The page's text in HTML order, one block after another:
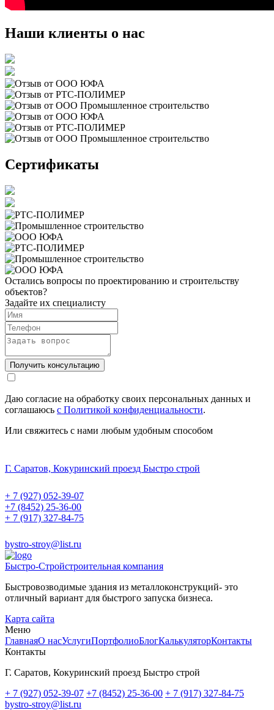
Наши клиенты о нас
Сертификаты
Остались вопросы по проектированию и строительству
объектов?
Задайте их специалисту
Получить консультацию
Даю согласие на обработку своих персональных данных и
соглашаюсь с Политикой конфиденциальности.
Или свяжитесь с нами любым удобным способом
Г. Саратов, Кокуринский проезд Быстро строй
+ 7 (927) 052-39-07
+7 (8452) 25-36-00
+ 7 (917) 327-84-75
bystro-stroy@list.ru
Быстро-Стройстроительная компания
Быстровозводимые здания из металлоконструкций- это
отличный вариант для быстрого запуска бизнеса.
Карта сайта
Меню
ГлавнаяО насУслугиПортфолиоБлогКалькуляторКонтакты
Контакты
Г. Саратов, Кокуринский проезд Быстро строй
+ 7 (927) 052-39-07 +7 (8452) 25-36-00 + 7 (917) 327-84-75
bystro-stroy@list.ru